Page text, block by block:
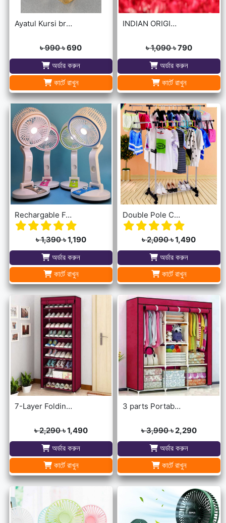
Ayatul Kursi bracelet
৳ 990৳ 690
অর্ডার করুন
কার্টে রাখুন
INDIAN ORIGINAL ALLAH BARKAT LOCKET - GOLDEN/SILVER
৳ 1,090৳ 790
অর্ডার করুন
কার্টে রাখুন
Rechargable Folding Table Fan With LED Light
৳ 1,390৳ 1,190
অর্ডার করুন
কার্টে রাখুন
Double Pole Cloth Rack - Stainless Steel
৳ 2,090৳ 1,490
অর্ডার করুন
কার্টে রাখুন
7-Layer Folding Cloth Shoe Rack
৳ 2,290৳ 1,490
অর্ডার করুন
কার্টে রাখুন
3 parts Portable Wardrobe cloth storage
৳ 3,990৳ 2,290
অর্ডার করুন
কার্টে রাখুন